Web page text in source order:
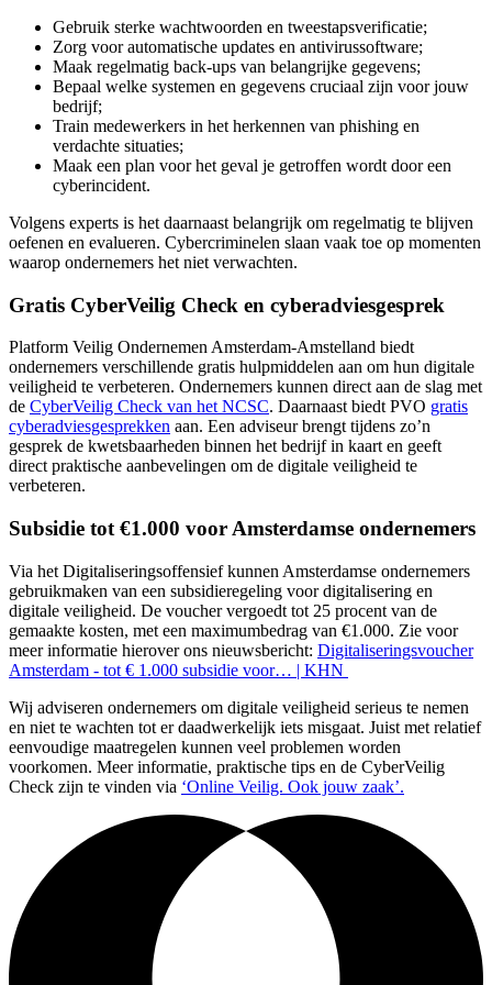
Gebruik sterke wachtwoorden en tweestapsverificatie;
Zorg voor automatische updates en antivirussoftware;
Maak regelmatig back-ups van belangrijke gegevens;
Bepaal welke systemen en gegevens cruciaal zijn voor jouw
bedrijf;
Train medewerkers in het herkennen van phishing en
verdachte situaties;
Maak een plan voor het geval je getroffen wordt door een
cyberincident.
Volgens experts is het daarnaast belangrijk om regelmatig te blijven
oefenen en evalueren. Cybercriminelen slaan vaak toe op momenten
waarop ondernemers het niet verwachten.
Gratis CyberVeilig Check en cyberadviesgesprek
Platform Veilig Ondernemen Amsterdam-Amstelland biedt
ondernemers verschillende gratis hulpmiddelen aan om hun digitale
veiligheid te verbeteren. Ondernemers kunnen direct aan de slag met
de CyberVeilig Check van het NCSC. Daarnaast biedt PVO gratis
cyberadviesgesprekken aan. Een adviseur brengt tijdens zo’n
gesprek de kwetsbaarheden binnen het bedrijf in kaart en geeft
direct praktische aanbevelingen om de digitale veiligheid te
verbeteren.
Subsidie tot €1.000 voor Amsterdamse ondernemers
Via het Digitaliseringsoffensief kunnen Amsterdamse ondernemers
gebruikmaken van een subsidieregeling voor digitalisering en
digitale veiligheid. De voucher vergoedt tot 25 procent van de
gemaakte kosten, met een maximumbedrag van €1.000. Zie voor
meer informatie hierover ons nieuwsbericht: Digitaliseringsvoucher
Amsterdam - tot € 1.000 subsidie voor… | KHN
Wij adviseren ondernemers om digitale veiligheid serieus te nemen
en niet te wachten tot er daadwerkelijk iets misgaat. Juist met relatief
eenvoudige maatregelen kunnen veel problemen worden
voorkomen. Meer informatie, praktische tips en de CyberVeilig
Check zijn te vinden via ‘Online Veilig. Ook jouw zaak’.